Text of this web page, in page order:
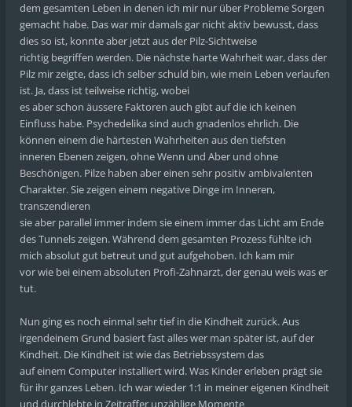
dem gesamten Leben in denen ich mir nur über Probleme Sorgen
gemacht habe. Das war mir damals gar nicht aktiv bewusst, dass
dies so ist, konnte aber jetzt aus der Pilz-Sichtweise
richtig begriffen werden. Die nächste harte Wahrheit war, dass der
Pilz mir zeigte, dass ich selber schuld bin, wie mein Leben verlaufen
ist. Ja, dass ist teilweise richtig, wobei
es aber schon äussere Faktoren auch gibt auf die ich keinen
Einfluss habe. Psychedelika sind auch gnadenlos ehrlich. Die
können einem die härtesten Wahrheiten aus den tiefsten
inneren Ebenen zeigen, ohne Wenn und Aber und ohne
Beschönigen. Pilze haben aber einen sehr positiv ambivalenten
Charakter. Sie zeigen einem negative Dinge im Inneren,
transzendieren
sie aber parallel immer indem sie einem immer das Licht am Ende
des Tunnels zeigen. Während dem gesamten Prozess fühlte ich
mich absolut gut betreut und gut aufgehoben. Ich kam mir
vor wie bei einem absoluten Profi-Zahnarzt, der genau weis was er
tut.
Nun ging es noch einmal sehr tief in die Kindheit zurück. Aus
irgendeinem Grund basiert fast alles wer man später ist, auf der
Kindheit. Die Kindheit ist wie das Betriebssystem das
auf einem Computer installiert wird. Was Kinder erleben prägt sie
für ihr ganzes Leben. Ich war wieder 1:1 in meiner eigenen Kindheit
und durchlebte in Zeitraffer unzählige Momente